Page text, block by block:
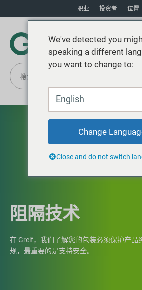
职业 投资者 位置
阻隔技术
在 Greif，我们了解您的包装必须保护产品
规，最重要的是支持安全。
We've detected you
speaking a different
you want to change to:
English
Change
Close and do not switch